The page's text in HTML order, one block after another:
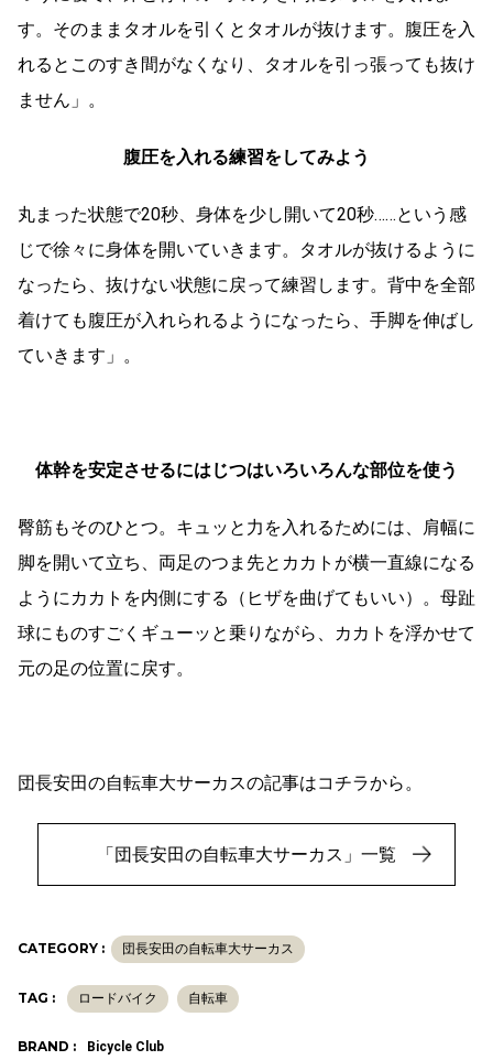
す。そのままタオルを引くとタオルが抜けます。腹圧を入
れるとこのすき間がなくなり、タオルを引っ張っても抜け
ません」。
腹圧を入れる練習をしてみよう
丸まった状態で20秒、身体を少し開いて20秒……という感
じで徐々に身体を開いていきます。タオルが抜けるように
なったら、抜けない状態に戻って練習します。背中を全部
着けても腹圧が入れられるようになったら、手脚を伸ばし
ていきます」。
体幹を安定させるにはじつはいろいろんな部位を使う
臀筋もそのひとつ。キュッと力を入れるためには、肩幅に
脚を開いて立ち、両足のつま先とカカトが横一直線になる
ようにカカトを内側にする（ヒザを曲げてもいい）。母趾
球にものすごくギューッと乗りながら、カカトを浮かせて
元の足の位置に戻す。
団長安田の自転車大サーカスの記事はコチラから。
「団長安田の自転車大サーカス」一覧
CATEGORY : 団長安田の自転車大サーカス
TAG : ロードバイク 自転車
BRAND : Bicycle Club